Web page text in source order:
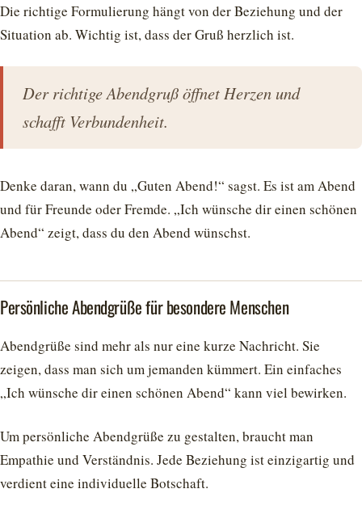
Die richtige Formulierung hängt von der Beziehung und der
Situation ab. Wichtig ist, dass der Gruß herzlich ist.
Der richtige Abendgruß öffnet Herzen und
schafft Verbundenheit.
Denke daran, wann du „Guten Abend!“ sagst. Es ist am Abend
und für Freunde oder Fremde. „Ich wünsche dir einen schönen
Abend“ zeigt, dass du den Abend wünschst.
Persönliche Abendgrüße für besondere Menschen
Abendgrüße sind mehr als nur eine kurze Nachricht. Sie
zeigen, dass man sich um jemanden kümmert. Ein einfaches
„Ich wünsche dir einen schönen Abend“ kann viel bewirken.
Um persönliche Abendgrüße zu gestalten, braucht man
Empathie und Verständnis. Jede Beziehung ist einzigartig und
verdient eine individuelle Botschaft.